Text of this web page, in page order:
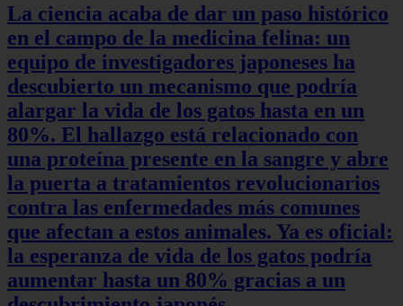
La ciencia acaba de dar un paso histórico
en el campo de la medicina felina: un
equipo de investigadores japoneses ha
descubierto un mecanismo que podría
alargar la vida de los gatos hasta en un
80%. El hallazgo está relacionado con
una proteína presente en la sangre y abre
la puerta a tratamientos revolucionarios
contra las enfermedades más comunes
que afectan a estos animales. Ya es oficial:
la esperanza de vida de los gatos podría
aumentar hasta un 80% gracias a un